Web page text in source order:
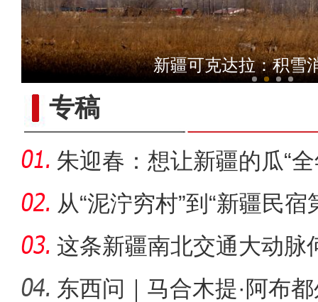
侨乡故事 | 哈班拜的
新疆可克达拉：积雪
专稿
朱迎春：想让新疆的瓜“
从“泥泞穷村”到“新疆民
桂
这条新疆南北交通大动脉
度”？
东西问｜马合木提·阿布